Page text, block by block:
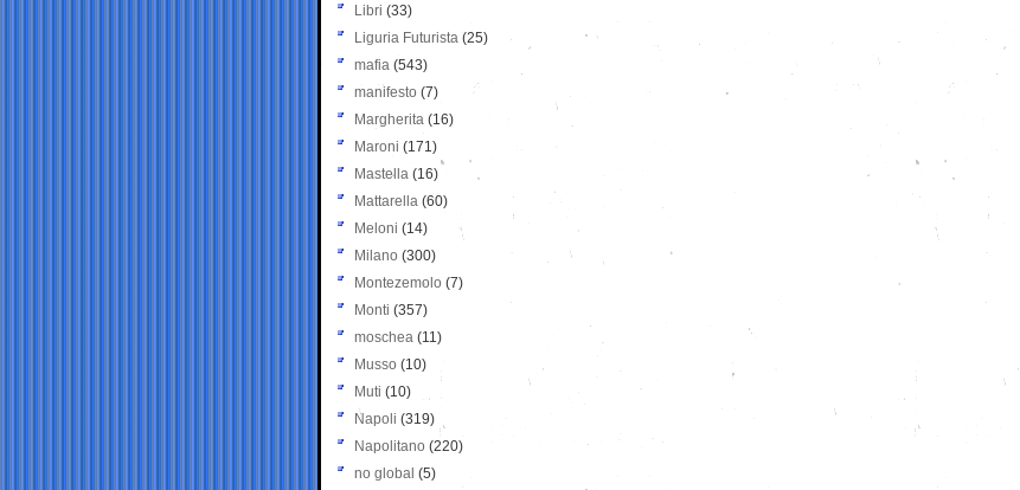
Libri (33)
Liguria Futurista (25)
mafia (543)
manifesto (7)
Margherita (16)
Maroni (171)
Mastella (16)
Mattarella (60)
Meloni (14)
Milano (300)
Montezemolo (7)
Monti (357)
moschea (11)
Musso (10)
Muti (10)
Napoli (319)
Napolitano (220)
no global (5)